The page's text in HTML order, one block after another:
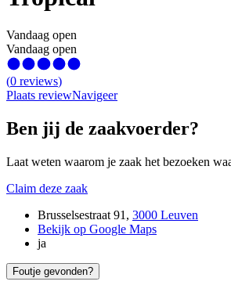
Vandaag open
Vandaag open
(0 reviews)
Plaats reviewNavigeer
Ben jij de zaakvoerder?
Laat weten waarom je zaak het bezoeken
Claim deze zaak
Brusselsestraat 91 , 3000 Leuven
Bekijk op Google Maps
ja
Foutje gevonden?